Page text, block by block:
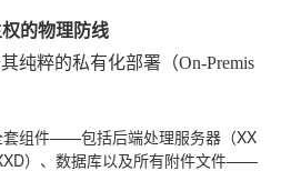
的物理防线
纯粹的私有化部署（On-Premis
套组件——包括后端处理服务器（XX
）、数据库以及所有附件文件——